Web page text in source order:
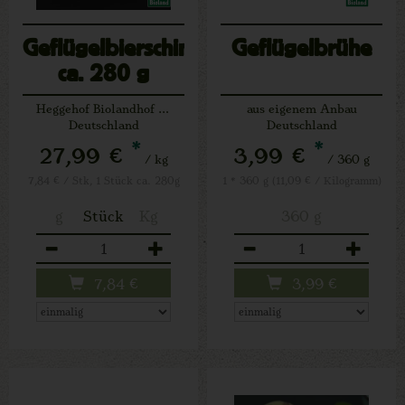
Geflügelbierschinken
ca. 280 g
Heggehof Biolandhof Josef Schäfers Lichtenau
Deutschland
27,99 € * / kg
Stück
7,84 €
Geflügelbrühe
aus eigenem Anbau
Deutschland
3,99 € * / 360 g
3,99 €